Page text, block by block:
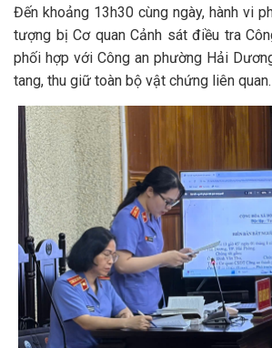
Đến khoảng 13h30 cùng ngày, hành vi
tượng bị Cơ quan Cảnh sát điều tra
phối hợp với Công an phường Hải
tang, thu giữ toàn bộ vật chứng liên quan.